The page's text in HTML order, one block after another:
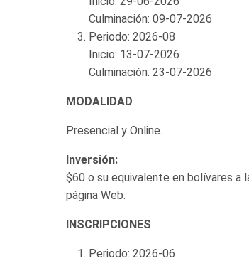
Culminación: 09-07-2026
Periodo: 2026-08
Inicio: 13-07-2026
Culminación: 23-07-2026
MODALIDAD
Presencial y Online.
Inversión:
$60 o su equivalente en bolívares a
página Web.
INSCRIPCIONES
Periodo: 2026-06